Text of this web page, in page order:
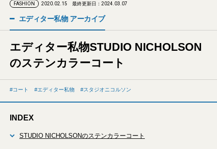
FASHION 2020.02.15 最終更新日：2024.03.07
エディター私物 アーカイブ
エディター私物STUDIO NICHOLSON
のステンカラーコート
コート エディター私物 スタジオニコルソン
INDEX
STUDIO NICHOLSONのステンカラーコート